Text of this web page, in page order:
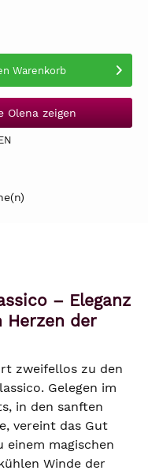
Warenkorb
Olena zeigen
– Eleganz
Herzen der
zweifellos zu den
Gelegen im
in den sanften
vereint das Gut
magischen
Winde der